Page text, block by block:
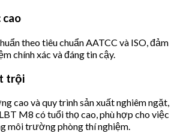
cao
theo tiêu chuẩn AATCC và ISO, đảm
chính xác và đáng tin cậy.
trội
cao và quy trình sản xuất nghiêm ngặt,
M8 có tuổi thọ cao, phù hợp cho việc
môi trường phòng thí nghiệm.